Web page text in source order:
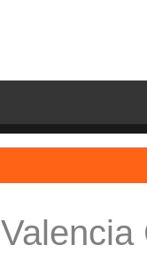
Valencia